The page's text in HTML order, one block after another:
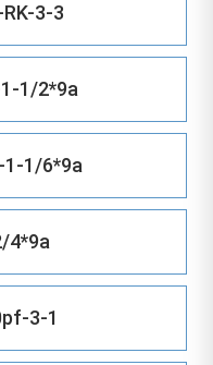
3-3
1/2*9a
1-1/6*9a
4*9a
3-1